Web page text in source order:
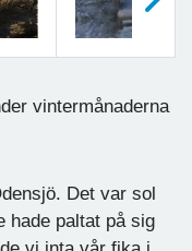
vintermånaderna
Det var sol
hade paltat på sig